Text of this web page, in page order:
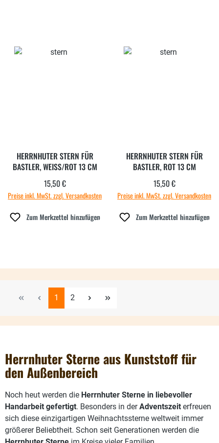
HERRNHUTER STERN FÜR
BASTLER, WEISS/ROT 13 CM
Regulärer Preis:
15,50 €
Preise inkl. MwSt. zzgl. Versandkosten
Zum Merkzettel hinzufügen
HERRNHUTER STERN FÜR
BASTLER, ROT 13 CM
Regulärer Preis:
15,50 €
Preise inkl. MwSt. zzgl. Versandkosten
Zum Merkzettel hinzufügen
Seite
1 Seite
2
Herrnhuter Sterne aus Kunststoff für
den Außenbereich
Noch heut werden die Herrnhuter Sterne in liebevoller
Handarbeit gefertigt. Besonders in derAdventszeit erfreuen
sich diese einzigartigen Weihnachtssterne weltweit immer
größerer Beliebtheit. Schon seit Generationen werden die